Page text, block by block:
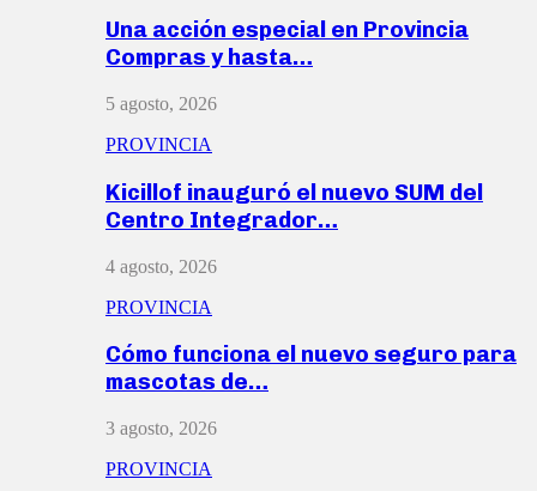
Una acción especial en Provincia
Compras y hasta…
5 agosto, 2026
PROVINCIA
Kicillof inauguró el nuevo SUM del
Centro Integrador…
4 agosto, 2026
PROVINCIA
Cómo funciona el nuevo seguro para
mascotas de…
3 agosto, 2026
PROVINCIA